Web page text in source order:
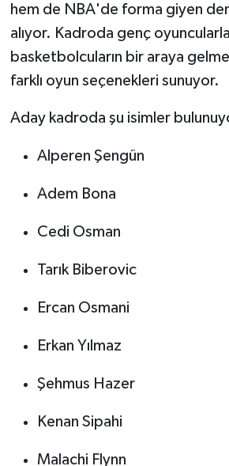
hem de NBA'de forma giyen
alıyor. Kadroda genç
basketbolcuların bir araya
farklı oyun seçenekleri sunuyor.
Aday kadroda şu isimler
Alperen Şengün
Adem Bona
Cedi Osman
Tarık Biberovic
Ercan Osmani
Erkan Yılmaz
Şehmus Hazer
Kenan Sipahi
Malachi Flynn